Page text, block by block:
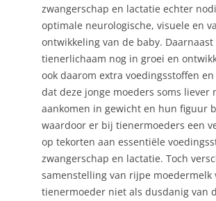
zwangerschap en lactatie echter
optimale neurologische, visuele en
ontwikkeling van de baby. Daarnaast
tienerlichaam nog in groei en
ook daarom extra voedingsstoffen
dat deze jonge moeders soms liever
aankomen in gewicht en hun figuur
waardoor er bij tienermoeders een
op tekorten aan essentiële
zwangerschap en lactatie. Toch
samenstelling van rijpe moedermelk
tienermoeder niet als dusdanig van